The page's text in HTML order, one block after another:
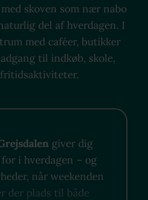
skoven som nær nabo
del af hverdagen. I
med caféer, butikker
til indkøb, skole,
giver dig
i hverdagen – og
når weekenden
der plads til både